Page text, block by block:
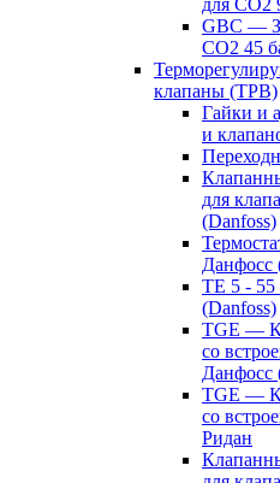
для CO2
GBC —
CO2 45
клапаны (ТРВ)
Гайки и
и
для
(Danfoss)
Данфосс
TE 5 -
(Danfoss)
TGE —
со
Данфосс
TGE —
со
Ридан